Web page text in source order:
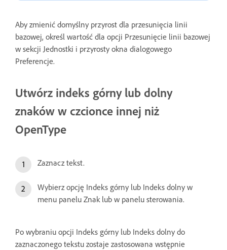
Aby zmienić domyślny przyrost dla przesunięcia linii
bazowej, określ wartość dla opcji Przesunięcie linii bazowej
w sekcji Jednostki i przyrosty okna dialogowego
Preferencje.
Utwórz indeks górny lub dolny
znaków w czcionce innej niż
OpenType
Zaznacz tekst.
Wybierz opcję Indeks górny lub Indeks dolny w
menu panelu Znak lub w panelu sterowania.
Po wybraniu opcji Indeks górny lub Indeks dolny do
zaznaczonego tekstu zostaje zastosowana wstępnie